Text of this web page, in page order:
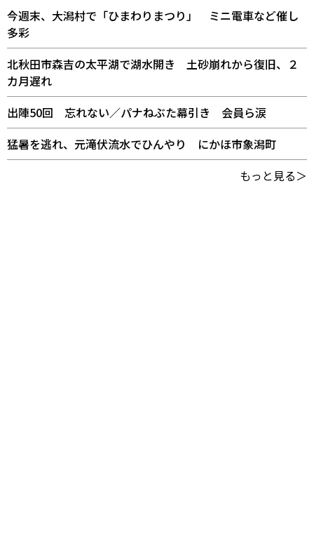
今週末、大潟村で「ひまわりまつり」 ミニ電車など催し
多彩
北秋田市森吉の太平湖で湖水開き 土砂崩れから復旧、２
カ月遅れ
出陣50回 忘れない／パナねぶた幕引き 会員ら涙
猛暑を逃れ、元滝伏流水でひんやり にかほ市象潟町
もっと見る＞